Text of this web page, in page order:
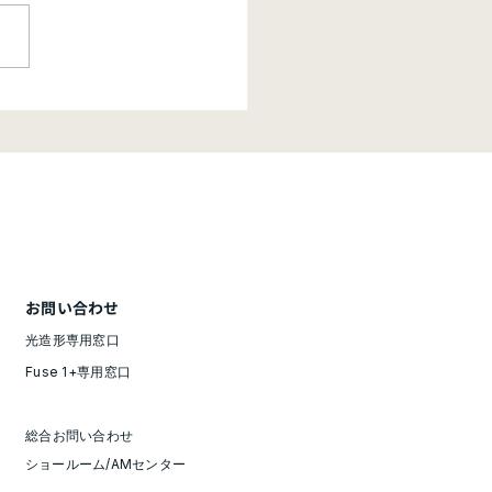
らせ】価格改定のご案
7開始】
お問い合わせ
光造形専用窓口
Fuse 1+専用窓口
総合お問い合わせ
ショールーム/AMセンター